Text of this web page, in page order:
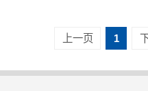
上一页 1